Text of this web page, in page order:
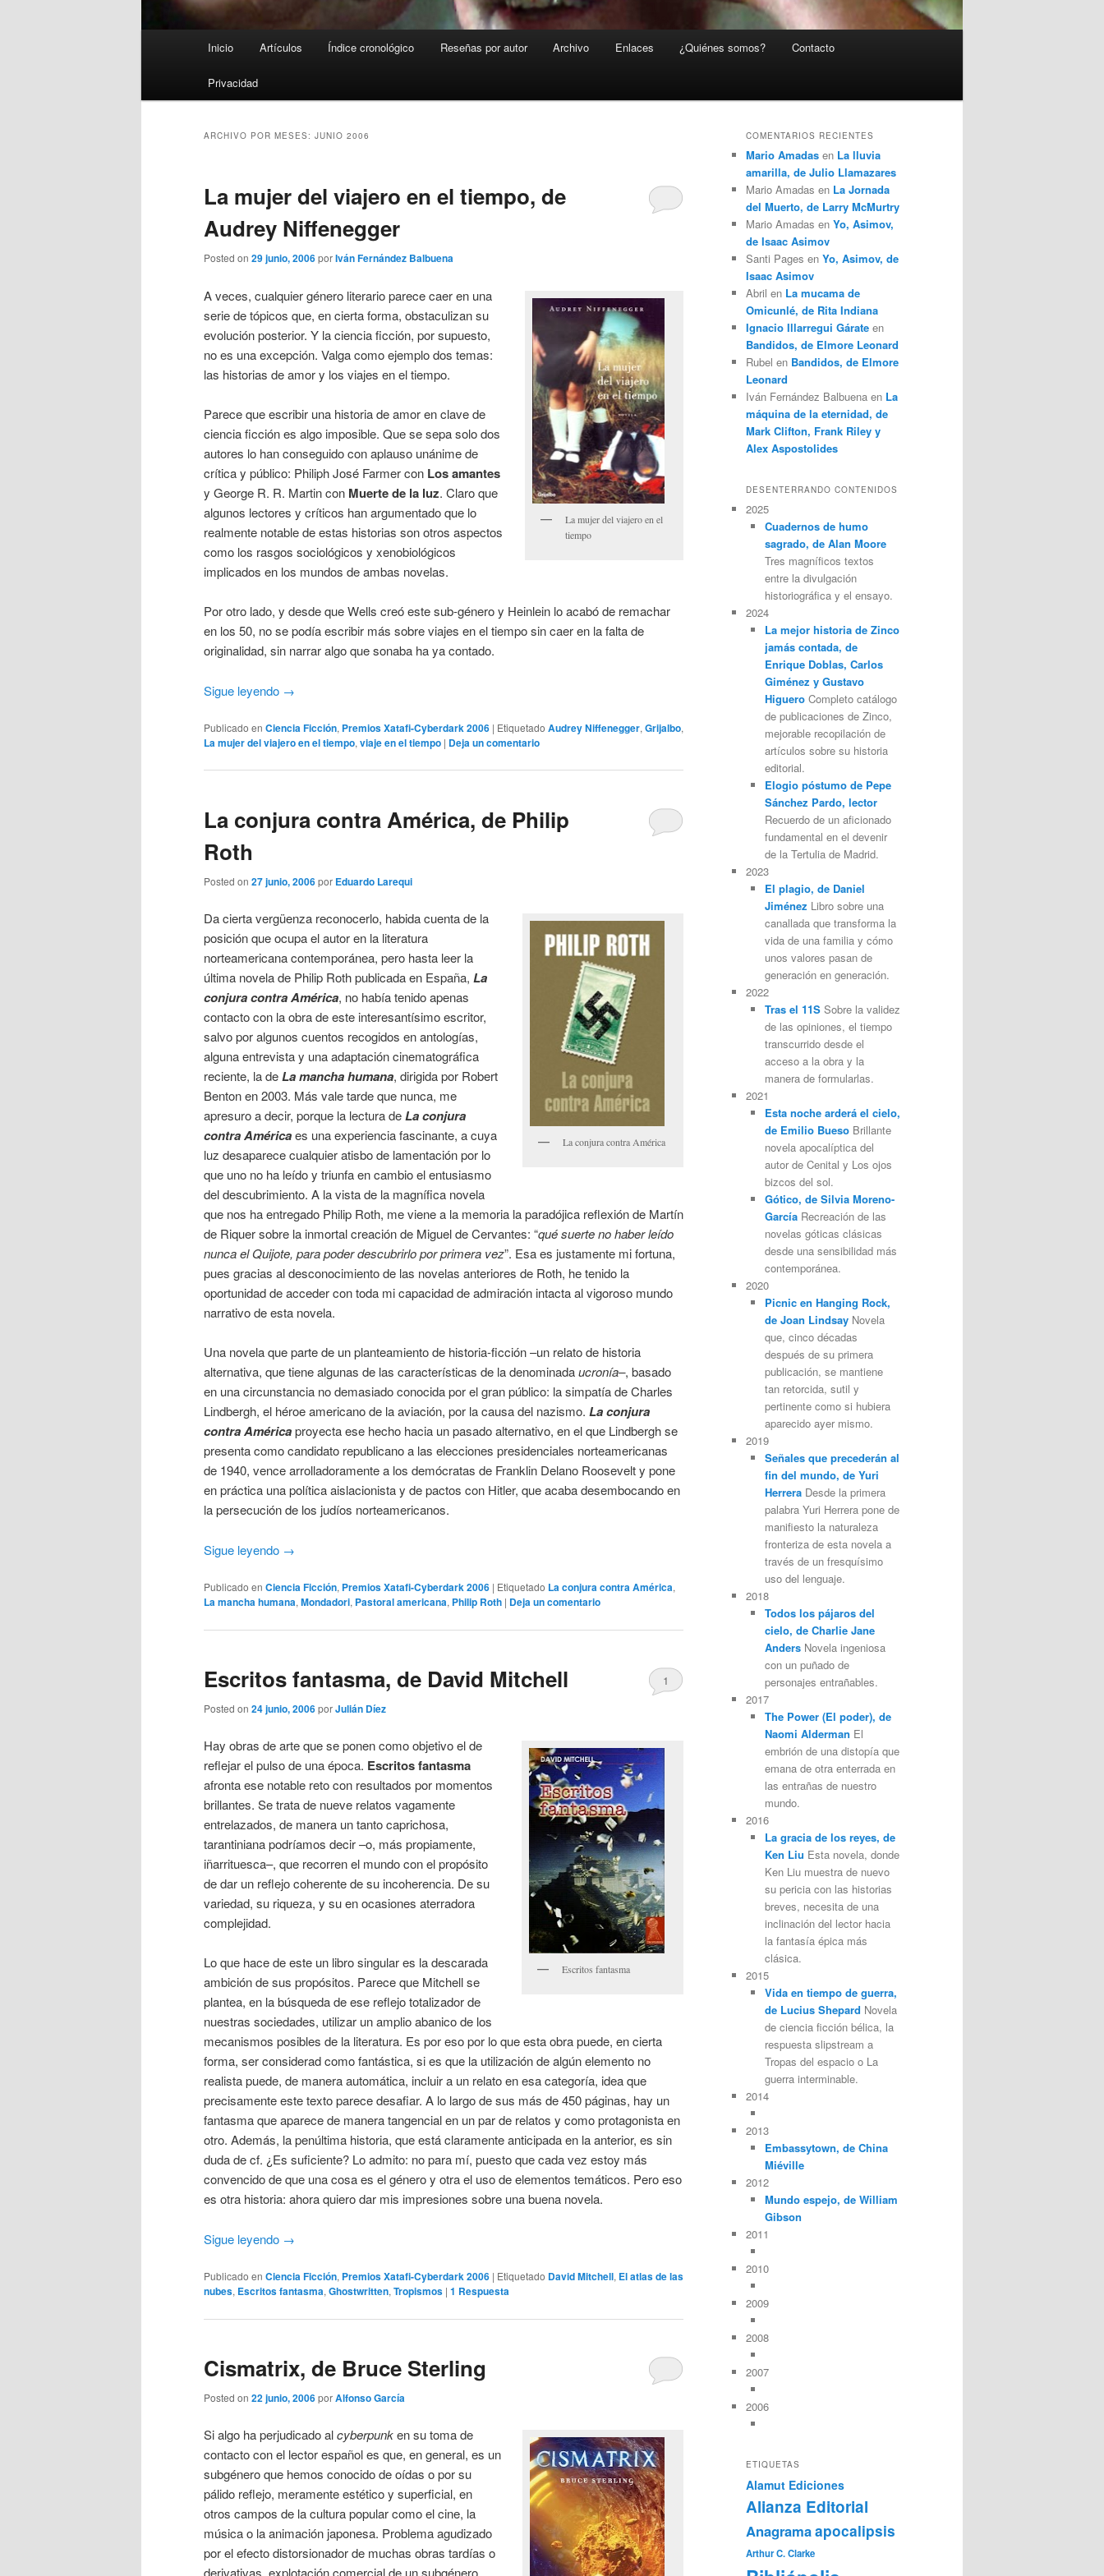
Inicio Artículos Índice cronológico Reseñas por autor Archivo Enlaces ¿Quiénes somos? Contacto
Privacidad
ARCHIVO POR MESES: JUNIO 2006
La mujer del viajero en el tiempo, de
Audrey Niffenegger
Posted on 29 junio, 2006porIván Fernández Balbuena
La mujer del viajero en el
tiempo
A veces, cualquier género literario parece caer en una
serie de tópicos que, en cierta forma, obstaculizan su
evolución posterior. Y la ciencia ficción, por supuesto,
no es una excepción. Valga como ejemplo dos temas:
las historias de amor y los viajes en el tiempo.
Parece que escribir una historia de amor en clave de
ciencia ficción es algo imposible. Que se sepa solo dos
autores lo han conseguido con aplauso unánime de
crítica y público: Philiph José Farmer con Los amantes
y George R. R. Martin con Muerte de la luz. Claro que
algunos lectores y críticos han argumentado que lo
realmente notable de estas historias son otros aspectos
como los rasgos sociológicos y xenobiológicos
implicados en los mundos de ambas novelas.
Por otro lado, y desde que Wells creó este sub-género y Heinlein lo acabó de remachar
en los 50, no se podía escribir más sobre viajes en el tiempo sin caer en la falta de
originalidad, sin narrar algo que sonaba ha ya contado.
Sigue leyendo →
Publicado en Ciencia Ficción, Premios Xatafi-Cyberdark 2006 | Etiquetado Audrey Niffenegger, Grijalbo,
La mujer del viajero en el tiempo, viaje en el tiempo | Deja un comentario
La conjura contra América, de Philip
Roth
Posted on 27 junio, 2006por Eduardo Larequi
La conjura contra América
Da cierta vergüenza reconocerlo, habida cuenta de la
posición que ocupa el autor en la literatura
norteamericana contemporánea, pero hasta leer la
última novela de Philip Roth publicada en España, La
conjura contra América, no había tenido apenas
contacto con la obra de este interesantísimo escritor,
salvo por algunos cuentos recogidos en antologías,
alguna entrevista y una adaptación cinematográfica
reciente, la deLa mancha humana, dirigida por Robert
Benton en 2003. Más vale tarde que nunca, me
apresuro a decir, porque la lectura deLa conjura
contra Américaes una experiencia fascinante, a cuya
luz desaparece cualquier atisbo de lamentación por lo
que uno no ha leído y triunfa en cambio el entusiasmo
del descubrimiento. A la vista de la magnífica novela
que nos ha entregado Philip Roth, me viene a la memoria la paradójica reflexión de Martín
de Riquer sobre la inmortal creación de Miguel de Cervantes: “qué suerte no haber leído
nunca el Quijote, para poder descubrirlo por primera vez”. Esa es justamente mi fortuna,
pues gracias al desconocimiento de las novelas anteriores de Roth, he tenido la
oportunidad de acceder con toda mi capacidad de admiración intacta al vigoroso mundo
narrativo de esta novela.
Una novela que parte de un planteamiento de historia-ficción –un relato de historia
alternativa, que tiene algunas de las características de la denominadaucronía–, basado
en una circunstancia no demasiado conocida por el gran público: la simpatía de Charles
Lindbergh, el héroe americano de la aviación, por la causa del nazismo. La conjura
contra Américaproyecta ese hecho hacia un pasado alternativo, en el que Lindbergh se
presenta como candidato republicano a las elecciones presidenciales norteamericanas
de 1940, vence arrolladoramente a los demócratas de Franklin Delano Roosevelt y pone
en práctica una política aislacionista y de pactos con Hitler, que acaba desembocando en
la persecución de los judíos norteamericanos.
Sigue leyendo →
Publicado en Ciencia Ficción, Premios Xatafi-Cyberdark 2006 | Etiquetado La conjura contra América,
La mancha humana, Mondadori, Pastoral americana, Philip Roth | Deja un comentario
Escritos fantasma, de David Mitchell
Posted on 24 junio, 2006porJulián Díez
1
Escritos fantasma
Hay obras de arte que se ponen como objetivo el de
reflejar el pulso de una época. Escritos fantasma
afronta ese notable reto con resultados por momentos
brillantes. Se trata de nueve relatos vagamente
entrelazados, de manera un tanto caprichosa,
tarantiniana podríamos decir –o, más propiamente,
iñarrituesca–, que recorren el mundo con el propósito
de dar un reflejo coherente de su incoherencia. De su
variedad, su riqueza, y su en ocasiones aterradora
complejidad.
Lo que hace de este un libro singular es la descarada
ambición de sus propósitos. Parece que Mitchell se
plantea, en la búsqueda de ese reflejo totalizador de
nuestras sociedades, utilizar un amplio abanico de los
mecanismos posibles de la literatura. Es por eso por lo que esta obra puede, en cierta
forma, ser considerad como fantástica, si es que la utilización de algún elemento no
realista puede, de manera automática, incluir a un relato en esa categoría, idea que
precisamente este texto parece desafiar. A lo largo de sus más de 450 páginas, hay un
fantasma que aparece de manera tangencial en un par de relatos y como protagonista en
otro. Además, la penúltima historia, que está claramente anticipada en la anterior, es sin
duda de cf. ¿Es suficiente? Lo admito: no para mí, puesto que cada vez estoy más
convencido de que una cosa es el género y otra el uso de elementos temáticos. Pero eso
es otra historia: ahora quiero dar mis impresiones sobre una buena novela.
Sigue leyendo →
Publicado en Ciencia Ficción, Premios Xatafi-Cyberdark 2006 | Etiquetado David Mitchell, El atlas de las
nubes, Escritos fantasma, Ghostwritten, Tropismos | 1 Respuesta
Cismatrix, de Bruce Sterling
Posted on 22 junio, 2006porAlfonso García
Si algo ha perjudicado alcyberpunken su toma de
contacto con el lector español es que, en general, es un
subgénero que hemos conocido de oídas o por su
pálido reflejo, meramente estético y superficial, en
otros campos de la cultura popular como el cine, la
música o la animación japonesa. Problema agudizado
por el efecto distorsionador de muchas obras tardías o
derivativas, explotación comercial de un subgénero
COMENTARIOS RECIENTES
Mario Amadas en La lluvia
amarilla, de Julio Llamazares
Mario Amadas en La Jornada
del Muerto, de Larry McMurtry
Mario Amadas en Yo, Asimov,
de Isaac Asimov
Santi Pages en Yo, Asimov, de
Isaac Asimov
Abril en La mucama de
Omicunlé, de Rita Indiana
Ignacio Illarregui Gárate en
Bandidos, de Elmore Leonard
Rubel en Bandidos, de Elmore
Leonard
Iván Fernández Balbuena en La
máquina de la eternidad, de
Mark Clifton, Frank Riley y
Alex Aspostolides
DESENTERRANDO CONTENIDOS
2025
Cuadernos de humo
sagrado, de Alan Moore
Tres magníficos textos
entre la divulgación
historiográfica y el ensayo.
2024
La mejor historia de Zinco
jamás contada, de
Enrique Doblas, Carlos
Giménez y Gustavo
HigueroCompleto catálogo
de publicaciones de Zinco,
mejorable recopilación de
artículos sobre su historia
editorial.
Elogio póstumo de Pepe
Sánchez Pardo, lector
Recuerdo de un aficionado
fundamental en el devenir
de la Tertulia de Madrid.
2023
El plagio, de Daniel
Jiménez Libro sobre una
canallada que transforma la
vida de una familia y cómo
unos valores pasan de
generación en generación.
2022
Tras el 11SSobre la validez
de las opiniones, el tiempo
transcurrido desde el
acceso a la obra y la
manera de formularlas.
2021
Esta noche arderá el cielo,
de Emilio BuesoBrillante
novela apocalíptica del
autor de Cenital y Los ojos
bizcos del sol.
Gótico, de Silvia Moreno-
GarcíaRecreación de las
novelas góticas clásicas
desde una sensibilidad más
contemporánea.
2020
Picnic en Hanging Rock,
de Joan LindsayNovela
que, cinco décadas
después de su primera
publicación, se mantiene
tan retorcida, sutil y
pertinente como si hubiera
aparecido ayer mismo.
2019
Señales que precederán al
fin del mundo, de Yuri
HerreraDesde la primera
palabra Yuri Herrera pone de
manifiesto la naturaleza
fronteriza de esta novela a
través de un fresquísimo
uso del lenguaje.
2018
Todos los pájaros del
cielo, de Charlie Jane
AndersNovela ingeniosa
con un puñado de
personajes entrañables.
2017
The Power (El poder), de
Naomi Alderman El
embrión de una distopía que
emana de otra enterrada en
las entrañas de nuestro
mundo.
2016
La gracia de los reyes, de
Ken Liu Esta novela, donde
Ken Liu muestra de nuevo
su pericia con las historias
breves, necesita de una
inclinación del lector hacia
la fantasía épica más
clásica.
2015
Vida en tiempo de guerra,
de Lucius Shepard Novela
de ciencia ficción bélica, la
respuesta slipstream a
Tropas del espacio o La
guerra interminable.
2014
2013
Embassytown, de China
Miéville
2012
Mundo espejo, de William
Gibson
2011
2010
2009
2008
2007
2006
ETIQUETAS
Alamut Ediciones
Alianza Editorial
Anagramaapocalipsis
Arthur C. Clarke